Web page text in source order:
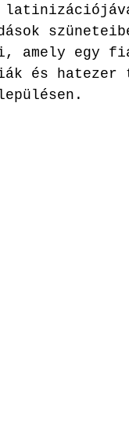
amely egy
és